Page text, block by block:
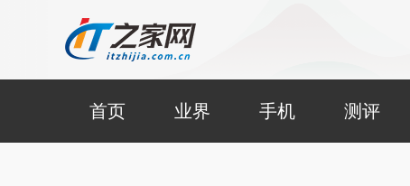
首页 业界 手机 测评